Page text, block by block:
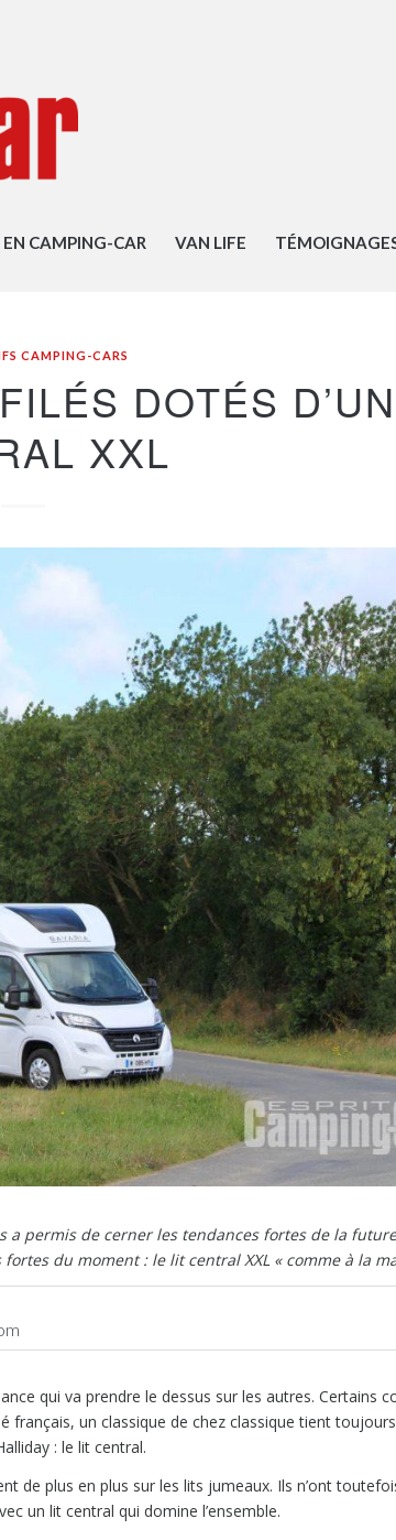
EN CAMPING-CAR VAN LIFE
CAMPING-CARS
DOTÉS
XXL
a permis de cerner les tendances fortes de la
du moment : le lit central XXL « comme à la
qui va prendre le dessus sur les autres. Certains
un classique de chez classique tient
: le lit central.
de plus en plus sur les lits jumeaux. Ils n’ont
un lit central qui domine l’ensemble.